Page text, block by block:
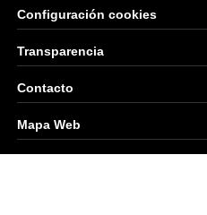
Configuración cookies
Transparencia
Contacto
Mapa Web